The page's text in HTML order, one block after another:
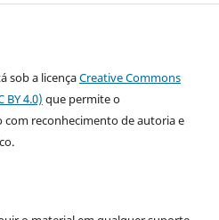
sob a licençaCreative Commons
BY 4.0) que permite o
reconhecimento de autoria e